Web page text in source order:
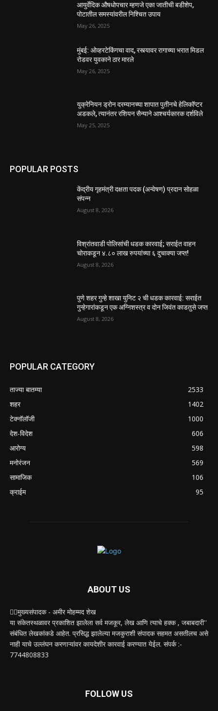
आयुर्वेदिक औषधोपचार म्हणजे एका जातीची बडीशेप,
पोटातील समस्यांवरील निश्चित उपाय
May 26, 2025
मुंबई: ओव्हरटेकिंगचा वाद, रस्त्यावर रागाच्या भरात मिडल
रोडवर युवकाने ठार मारले
May 26, 2025
युक्रेनियन ड्रोन दरम्यानच्या शापात पुतीनचे हेलिकॉप्टर
अडकले, त्यानंतर रशियन सैन्याने आश्चर्यकारक दर्शविले
May 25, 2025
POPULAR POSTS
केंद्रीय गृहमंत्री दक्षता पदक (अन्वेषण) प्रदान सोहळा
संपन्न
August 8, 2026
विश्रांतवाडी पोलिसांची धडक कारवाई; सराईत वाहन
चोराकडून ४.८० लाख रुपयांच्या ६ दुचाक्या जप्त!
August 8, 2026
पुणे शहर गुन्हे शाखा युनिट २ ची धडक कारवाई: सराईत
गुन्हेगारांकडून एक अग्निशस्त्र व दोन जिवंत काडतुसे जप्त
August 8, 2026
POPULAR CATEGORY
ताज्या बातम्या
2533
शहर
1402
टेक्नॉलॉजी
1000
देश-विदेश
606
आरोग्य
598
मनोरंजन
569
सामाजिक
106
क्राईम
95
ABOUT US
✍🏻मुख्यसंपादक - अमीर मोहम्मद शेख
या संकेतस्थळावर प्रकाशित झालेला सर्व मजकूर, लेख आणि त्याचे हक्क , जबाबदारी''
संबंधित लेखकांकडे आहेत. प्रसिद्ध झालेल्या मजकुराशी संपादक सहमत असतीलच असे
नाही याचे उल्लंघन करणाऱ्यांवर कायदेशीर कारवाई करण्यात येईल. संपर्क :-
7744808833
FOLLOW US